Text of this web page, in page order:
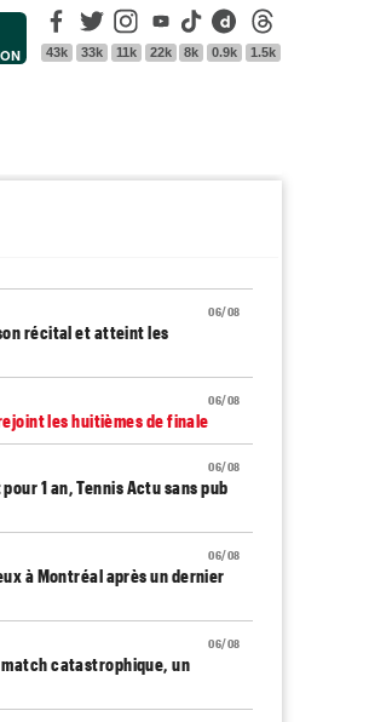
Facebook
43k
Twitter
33k
Instagram
11k
Youtube
22k
Tik Tok
8k
Dailymotion
0.9k 1.5k
06/08
récital et atteint les
06/08
les huitièmes de finale
06/08
1 an, Tennis Actu sans pub
06/08
à Montréal après un dernier
06/08
catastrophique, un